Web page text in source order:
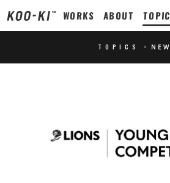
WORKS ABOUT
TOPICS >